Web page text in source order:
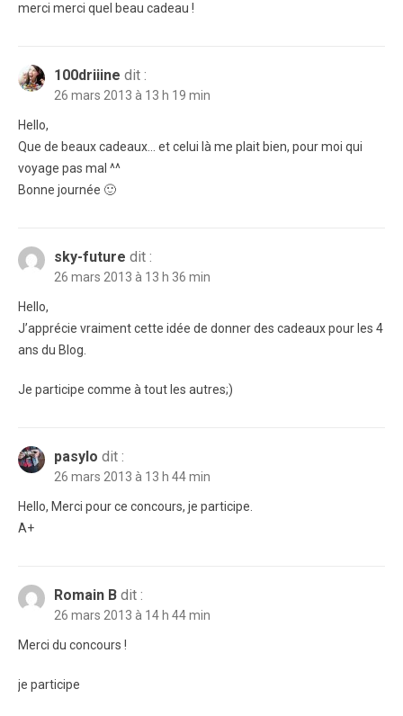
merci merci quel beau cadeau !
100driiine dit :
26 mars 2013 à 13 h 19 min
Hello,
Que de beaux cadeaux… et celui là me plait bien, pour moi qui
voyage pas mal ^^
Bonne journée 🙂
sky-future dit :
26 mars 2013 à 13 h 36 min
Hello,
J’apprécie vraiment cette idée de donner des cadeaux pour les 4
ans du Blog.
Je participe comme à tout les autres;)
pasylo dit :
26 mars 2013 à 13 h 44 min
Hello, Merci pour ce concours, je participe.
A+
Romain B dit :
26 mars 2013 à 14 h 44 min
Merci du concours !
je participe